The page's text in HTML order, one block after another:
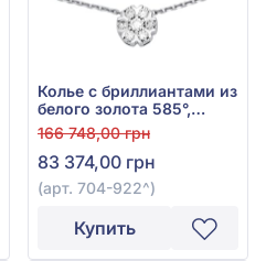
Колье с бриллиантами из
белого золота 585°,
Бриллиант 0,35ct, арт.
704-922
166 748,00 грн
83 374,00 грн
(арт. 704-922^)
Купить